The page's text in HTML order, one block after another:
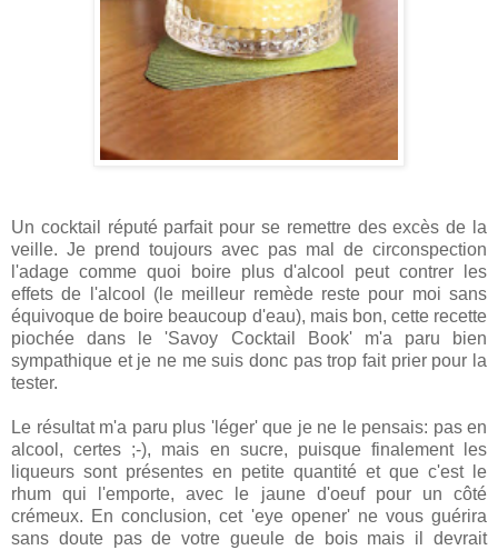
Un cocktail réputé parfait pour se remettre des excès de la
veille. Je prend toujours avec pas mal de circonspection
l'adage comme quoi boire plus d'alcool peut contrer les
effets de l'alcool (le meilleur remède reste pour moi sans
équivoque de boire beaucoup d'eau), mais bon, cette recette
piochée dans le 'Savoy Cocktail Book' m'a paru bien
sympathique et je ne me suis donc pas trop fait prier pour la
tester.
Le résultat m'a paru plus 'léger' que je ne le pensais: pas en
alcool, certes ;-), mais en sucre, puisque finalement les
liqueurs sont présentes en petite quantité et que c'est le
rhum qui l'emporte, avec le jaune d'oeuf pour un côté
crémeux. En conclusion, cet 'eye opener' ne vous guérira
sans doute pas de votre gueule de bois mais il devrait